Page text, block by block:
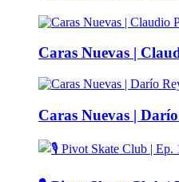
Caras Nuevas |
Caras Nuevas |